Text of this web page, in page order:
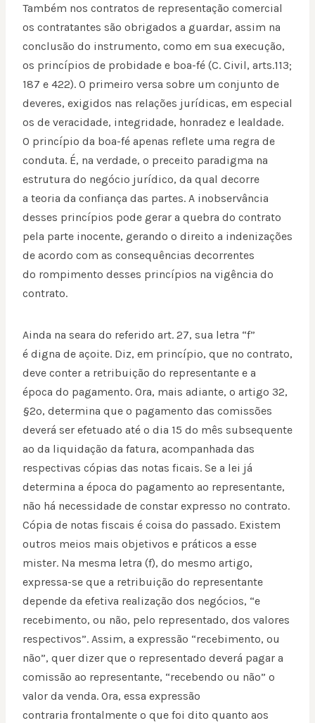
Também nos contratos de representação comercial
os contratantes são obrigados a guardar, assim na
conclusão do instrumento, como em sua execução,
os princípios de probidade e boa-fé (C. Civil, arts.113;
187 e 422). O primeiro versa sobre um conjunto de
deveres, exigidos nas relações jurídicas, em especial
os de veracidade, integridade, honradez e lealdade.
O princípio da boa-fé apenas reflete uma regra de
conduta. É, na verdade, o preceito paradigma na
estrutura do negócio jurídico, da qual decorre
a teoria da confiança das partes. A inobservância
desses princípios pode gerar a quebra do contrato
pela parte inocente, gerando o direito a indenizações
de acordo com as consequências decorrentes
do rompimento desses princípios na vigência do
contrato.
Ainda na seara do referido art. 27, sua letra “f”
é digna de açoite. Diz, em princípio, que no contrato,
deve conter a retribuição do representante e a
época do pagamento. Ora, mais adiante, o artigo 32,
§2º, determina que o pagamento das comissões
deverá ser efetuado até o dia 15 do mês subsequente
ao da liquidação da fatura, acompanhada das
respectivas cópias das notas ficais. Se a lei já
determina a época do pagamento ao representante,
não há necessidade de constar expresso no contrato.
Cópia de notas fiscais é coisa do passado. Existem
outros meios mais objetivos e práticos a esse
mister. Na mesma letra (f), do mesmo artigo,
expressa-se que a retribuição do representante
depende da efetiva realização dos negócios, “e
recebimento, ou não, pelo representado, dos valores
respectivos”. Assim, a expressão “recebimento, ou
não”, quer dizer que o representado deverá pagar a
comissão ao representante, “recebendo ou não” o
valor da venda. Ora, essa expressão
contraria frontalmente o que foi dito quanto aos